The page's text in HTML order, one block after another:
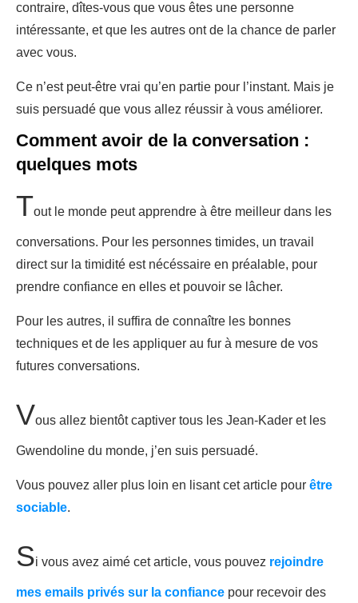
contraire, dîtes-vous que vous êtes une personne
intéressante, et que les autres ont de la chance de parler
avec vous.
Ce n’est peut-être vrai qu’en partie pour l’instant. Mais je
suis persuadé que vous allez réussir à vous améliorer.
Comment avoir de la conversation :
quelques mots
Tout le monde peut apprendre à être meilleur dans les
conversations. Pour les personnes timides, un travail
direct sur la timidité est nécéssaire en préalable, pour
prendre confiance en elles et pouvoir se lâcher.
Pour les autres, il suffira de connaître les bonnes
techniques et de les appliquer au fur à mesure de vos
futures conversations.
Vous allez bientôt captiver tous les Jean-Kader et les
Gwendoline du monde, j’en suis persuadé.
Vous pouvez aller plus loin en lisant cet article pour être
sociable.
Si vous avez aimé cet article, vous pouvez rejoindre
mes emails privés sur la confiance pour recevoir des